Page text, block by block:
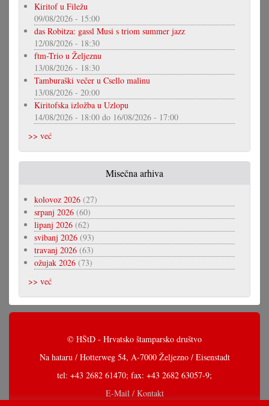
Kiritof u Filežu
09/08/2026 - 15:00
das Robitza: gassl Musi s triom summer jazz
12/08/2026 - 18:30
ftm-Trio u Željeznu
13/08/2026 - 18:30
Tamburaški večer u Csello malinu
13/08/2026 - 20:00
Kiritofska izložba u Uzlopu
14/08/2026 - 18:00 do 16/08/2026 - 17:00
>> već
Misečna arhiva
kolovoz 2026 (27)
srpanj 2026 (60)
lipanj 2026 (62)
svibanj 2026 (93)
travanj 2026 (63)
ožujak 2026 (73)
>> već
© HŠtD - Hrvatsko štamparsko društvo
Na hataru / Hotterweg 54, A-7000 Željezno / Eisenstadt
tel: +43 2682 61470; fax: +43 2682 63057-9;
E-Mail / Kontakt